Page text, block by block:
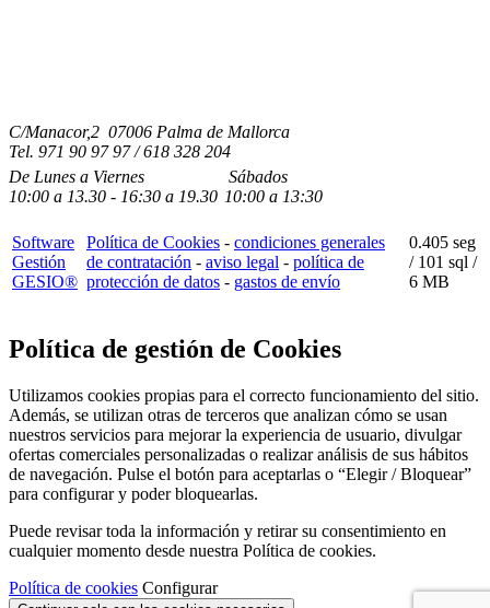
C/Manacor,2 07006 Palma de Mallorca
Tel. 971 90 97 97 / 618 328 204
De Lunes a Viernes
10:00 a 13.30 - 16:30 a 19.30
Sábados
10:00 a 13:30
Software
Gestión
GESIO®
Política de Cookies - condiciones generales
de contratación - aviso legal - política de
protección de datos - gastos de envío
0.405 seg
/ 101 sql /
6 MB
Política de gestión de Cookies
Utilizamos cookies propias para el correcto funcionamiento del sitio.
Además, se utilizan otras de terceros que analizan cómo se usan
nuestros servicios para mejorar la experiencia de usuario, divulgar
ofertas comerciales personalizadas o realizar análisis de sus hábitos
de navegación. Pulse el botón para aceptarlas o “Elegir / Bloquear”
para configurar y poder bloquearlas.
Puede revisar toda la información y retirar su consentimiento en
cualquier momento desde nuestra Política de cookies.
Política de cookies Configurar